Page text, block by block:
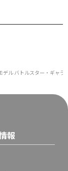
デル バトルスター・ギャ
報